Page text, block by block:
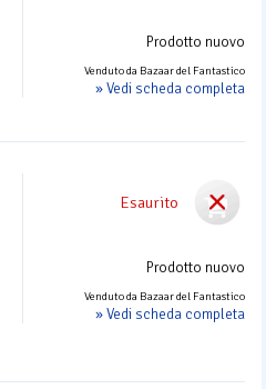
Prodotto nuovo
Venduto da Bazaar del Fantastico
» Vedi scheda completa
Esaurito
Prodotto nuovo
Venduto da Bazaar del Fantastico
» Vedi scheda completa